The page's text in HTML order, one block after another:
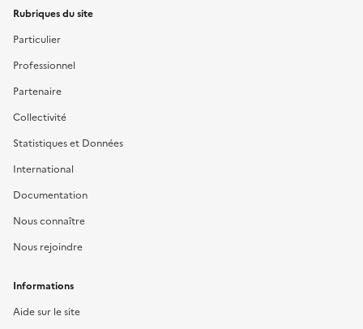
Rubriques du site
Particulier
Professionnel
Partenaire
Collectivité
Statistiques et Données
International
Documentation
Nous connaître
Nous rejoindre
Informations
Aide sur le site